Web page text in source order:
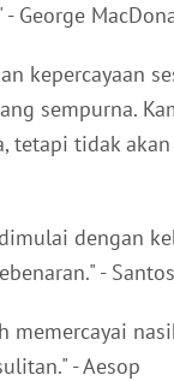
George
kepercayaan
sempurna.
tetapi tidak
dengan
-
memercayai
- Aesop